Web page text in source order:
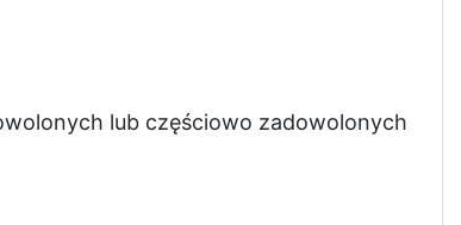
lub częściowo zadowolonych